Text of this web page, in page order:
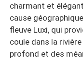
charmant et
cause
fleuve Luxi, qui
coule dans la
profond et des